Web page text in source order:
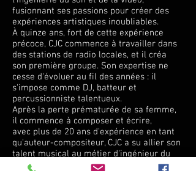
fusionnant ses passions pour créer des
expériences artistiques inoubliables.
À quinze ans, fort de cette expérience
précoce, CJC commence à travailler dans
des stations de radio locales, et il créa
son première groupe. Son expertise ne
cesse d'évoluer au fil des années : il
s'impose comme DJ, batteur et
percussionniste talentueux.
Après la perte prématurée de sa femme,
il commence à composer et écrire,
avec plus de 20 ans d'expérience en tant
qu'auteur-compositeur, CJC a su allier son
talent musical au métier d'ingénieur du
son. Son parcours artistique est marqué